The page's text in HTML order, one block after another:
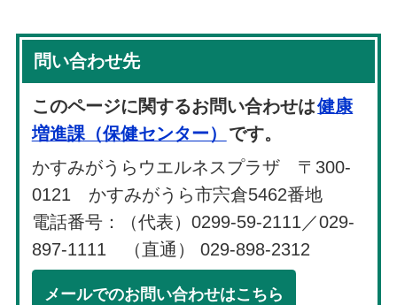
問い合わせ先
このページに関するお問い合わせは健康
増進課（保健センター）
です。
かすみがうらウエルネスプラザ 〒300-
0121 かすみがうら市宍倉5462番地
電話番号：（代表）0299-59-2111／029-
897-1111 （直通） 029-898-2312
メールでのお問い合わせはこちら